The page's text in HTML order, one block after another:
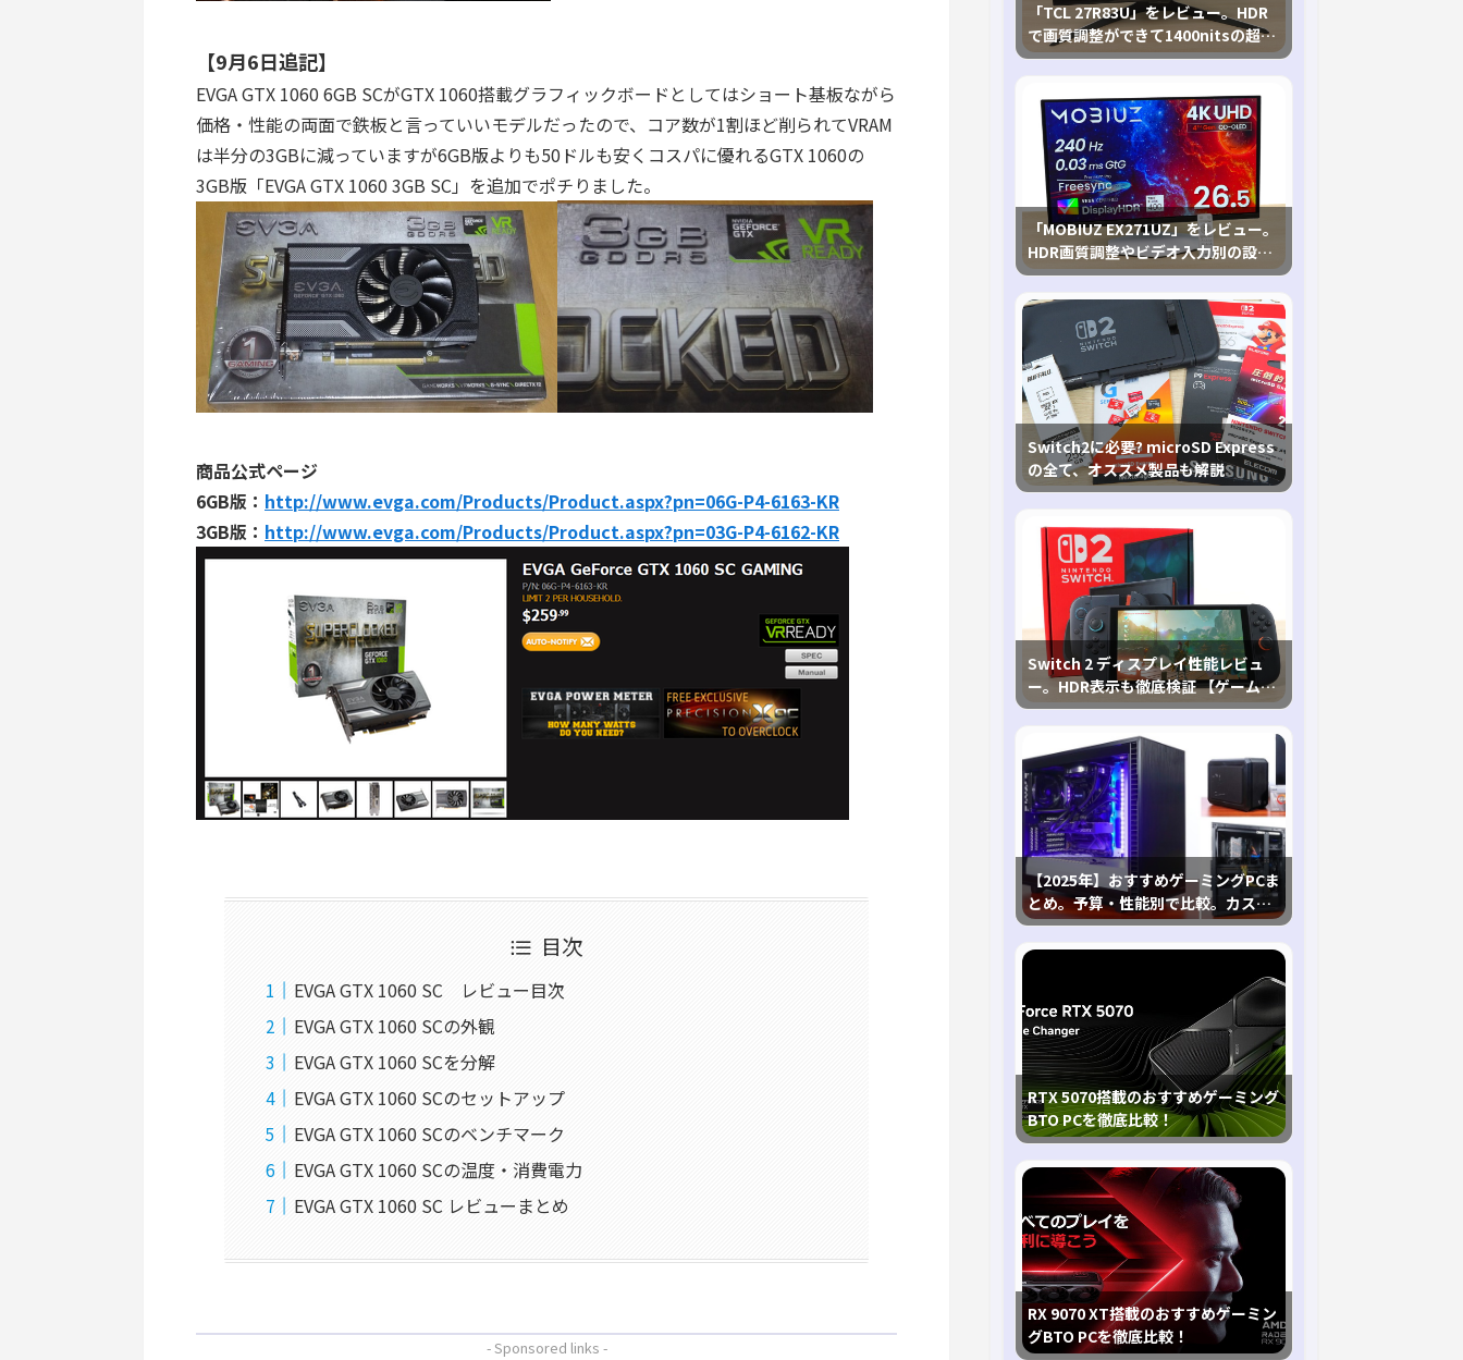
【9月6日追記】
EVGA GTX 1060 6GB SCがGTX 1060搭載グラフィックボードとしてはショート基板ながら
価格・性能の両面で鉄板と言っていいモデルだったので、コア数が1割ほど削られてVRAM
は半分の3GBに減っていますが6GB版よりも50ドルも安くコスパに優れるGTX 1060の
3GB版「EVGA GTX 1060 3GB SC」を追加でポチりました。
商品公式ページ
6GB版： http://www.evga.com/Products/Product.aspx?pn=06G-P4-6163-KR
3GB版： http://www.evga.com/Products/Product.aspx?pn=03G-P4-6162-KR
目次
EVGA GTX 1060 SC レビュー目次
EVGA GTX 1060 SCの外観
EVGA GTX 1060 SCを分解
EVGA GTX 1060 SCのセットアップ
EVGA GTX 1060 SCのベンチマーク
EVGA GTX 1060 SCの温度・消費電力
EVGA GTX 1060 SC レビューまとめ
- Sponsored links -
「TCL 27R83U」をレビュー。HDR
で画質調整ができて1400nitsの超高
輝度も発揮！
「MOBIUZ EX271UZ」をレビュー。
HDR画質調整やビデオ入力別の設定
が可能な4K有機ELゲーミングモニタ
を徹底検証
Switch2に必要? microSD Express
の全て、オススメ製品も解説
Switch 2 ディスプレイ性能レビュ
ー。HDR表示も徹底検証 【ゲームに
おけるHDRの未来を切り開く1台！】
【2025年】おすすめゲーミングPCま
とめ。予算・性能別で比較。カスタ
マイズ指南も
RTX 5070搭載のおすすめゲーミング
BTO PCを徹底比較！
RX 9070 XT搭載のおすすめゲーミン
グBTO PCを徹底比較！